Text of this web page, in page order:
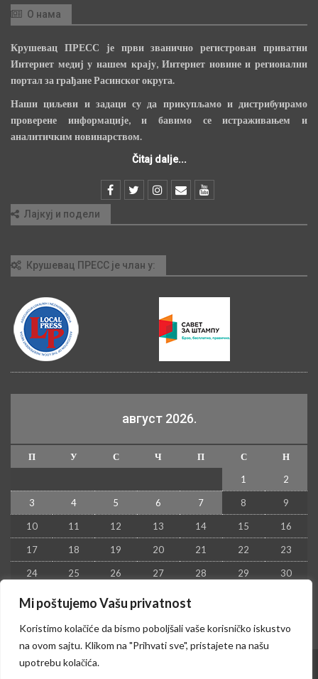
Mi poštujemo Vašu privatnost
Koristimo kolačiće da bismo poboljšali vaše korisničko iskustvo
na ovom sajtu. Klikom na "Prihvati sve", pristajete na našu
upotrebu kolačića.
О нама
Крушевац ПРЕСС је први званично регистрован приватни
Интернет медиј у нашем крају, Интернет новине и регионални
портал за грађане Расинског округа.
Наши циљеви и задаци су да прикупљамо и дистрибуирамо
проверене информације, и бавимо се истраживањем и
аналитичким новинарством.
Čitaj dalje...
Лајкуј и подели
Крушевац ПРЕСС је члан у:
август 2026.
П У С Ч П С
Н
1
2
3 4 5 6 7 8 9
10 11 12 13 14 15 16
17 18 19 20 21 22 23
24 25 26 27 28 29 30
31